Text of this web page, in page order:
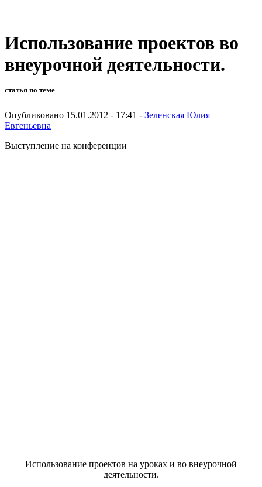
Использование проектов во
внеурочной деятельности.
статья по теме
Опубликовано 15.01.2012 - 17:41 - Зеленская Юлия
Евгеньевна
Выступление на конференции
Использование проектов на уроках и во внеурочной
деятельности.